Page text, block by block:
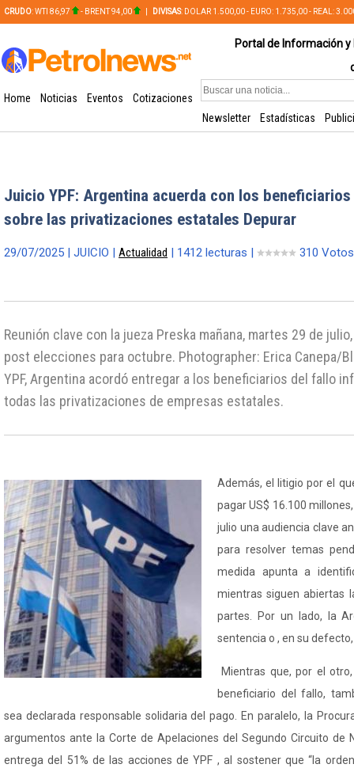
CRUDO: WTI 86,97 - BRENT 94,00 DIVISAS: DOLAR 1.500,00 - EURO: 1.735,00 - REAL:
Portal de Información
Home Noticias Eventos
Cotizaciones
Newsletter
Estadísticas
Juicio YPF: Argentina acuerda con los
sobre las privatizaciones estatales Depurar
29/07/2025 | JUICIO | Actualidad | 1412 lecturas | 310 Votos
Reunión clave con la jueza Preska mañana, martes 29 de
post elecciones para octubre. Photographer: Erica Canepa/
YPF, Argentina acordó entregar a los beneficiarios del fallo
todas las privatizaciones de empresas estatales.
Además, el litigio por el
pagar US$ 16.100
julio una audiencia clave
para resolver temas
medida apunta a
mientras siguen abiertas
partes. Por un lado, la
sentencia o , en su
Mientras que, por el
beneficiario del fallo,
sea declarada responsable solidaria del pago. En paralelo, la
argumentos ante la Corte de Apelaciones del Segundo Circuito de
entrega del 51% de las acciones de YPF , al sostener que “la